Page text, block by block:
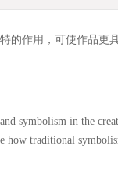
的作用，可使作品更
symbolism in the
traditional